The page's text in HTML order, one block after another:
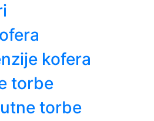
kofera
torbe
torbe